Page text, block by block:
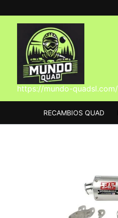
al
contenido
https://mundo-quadsl.com/
RECAMBIOS QUAD